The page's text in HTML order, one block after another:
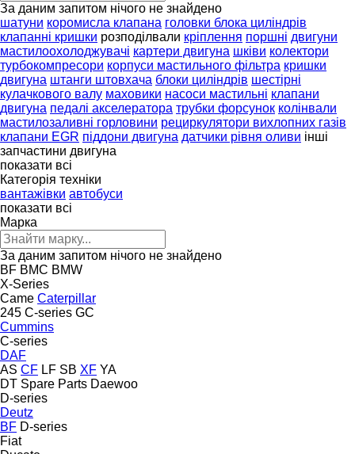
За даним запитом нічого не знайдено
шатуни коромисла клапана головки блока циліндрів
клапанні кришки розподілвали кріплення поршні двигуни
мастилоохолоджувачі картери двигуна шківи колектори
турбокомпресори корпуси мастильного фільтра кришки
двигуна штанги штовхача блоки циліндрів шестірні
кулачкового валу маховики насоси мастильні клапани
двигуна педалі акселератора трубки форсунок колінвали
мастилозаливні горловини рециркулятори вихлопних газів
клапани EGR піддони двигуна датчики рівня оливи інші
запчастини двигуна
показати всі
Категорія техніки
вантажівки автобуси
показати всі
Марка
За даним запитом нічого не знайдено
BF BMC BMW
X-Series
Came Caterpillar
245 C-series GC
Cummins
C-series
DAF
AS CF LF SB XF YA
DT Spare Parts Daewoo
D-series
Deutz
BF D-series
Fiat